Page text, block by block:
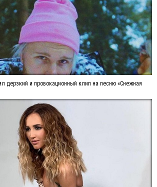
дерзкий и провокационный клип на песню «Снежная